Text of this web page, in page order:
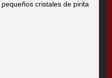
cristales de pirita